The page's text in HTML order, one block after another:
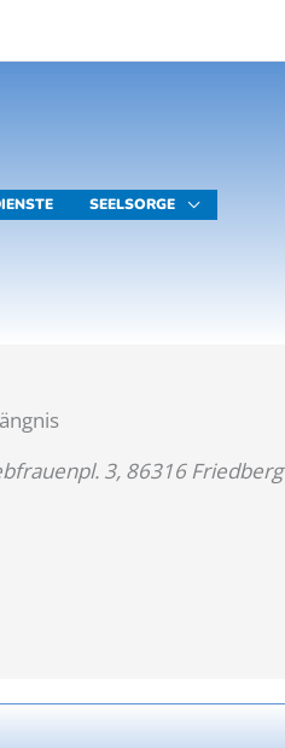
SEELSORGE
3, 86316 Friedberg